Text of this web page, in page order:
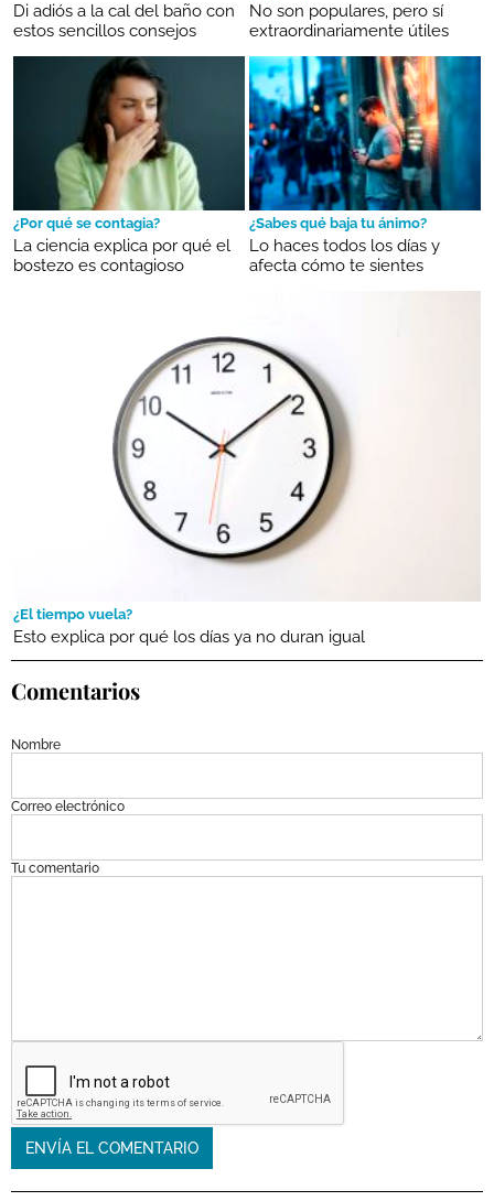
Di adiós a la cal del baño con
estos sencillos consejos
No son populares, pero sí
extraordinariamente útiles
¿Por qué se contagia?
La ciencia explica por qué el
bostezo es contagioso
¿Sabes qué baja tu ánimo?
Lo haces todos los días y
afecta cómo te sientes
¿El tiempo vuela?
Esto explica por qué los días ya no duran igual
Comentarios
Nombre
Correo electrónico
Tu comentario